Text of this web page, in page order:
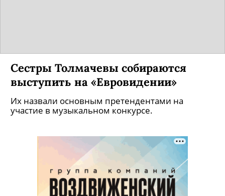
Сестры Толмачевы собираются
выступить на «Евровидении»
Их назвали основным претендентами на
участие в музыкальном конкурсе.